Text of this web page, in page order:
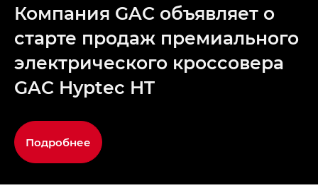
Компания GAC объявляет о
старте продаж премиального
электрического кроссовера
GAC Hyptec HT
Подробнее